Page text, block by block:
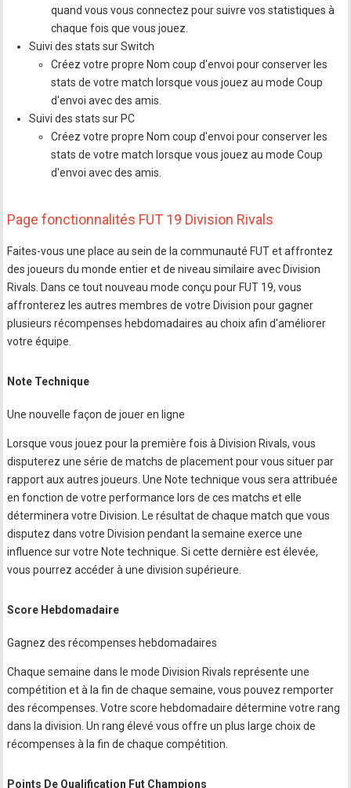
quand vous vous connectez pour suivre vos statistiques à
chaque fois que vous jouez.
Suivi des stats sur Switch
Créez votre propre Nom coup d'envoi pour conserver les
stats de votre match lorsque vous jouez au mode Coup
d'envoi avec des amis.
Suivi des stats sur PC
Créez votre propre Nom coup d'envoi pour conserver les
stats de votre match lorsque vous jouez au mode Coup
d'envoi avec des amis.
Page fonctionnalités FUT 19 Division Rivals
Faites-vous une place au sein de la communauté FUT et affrontez
des joueurs du monde entier et de niveau similaire avec Division
Rivals. Dans ce tout nouveau mode conçu pour FUT 19, vous
affronterez les autres membres de votre Division pour gagner
plusieurs récompenses hebdomadaires au choix afin d'améliorer
votre équipe.
Note Technique
Une nouvelle façon de jouer en ligne
Lorsque vous jouez pour la première fois à Division Rivals, vous
disputerez une série de matchs de placement pour vous situer par
rapport aux autres joueurs. Une Note technique vous sera attribuée
en fonction de votre performance lors de ces matchs et elle
déterminera votre Division. Le résultat de chaque match que vous
disputez dans votre Division pendant la semaine exerce une
influence sur votre Note technique. Si cette dernière est élevée,
vous pourrez accéder à une division supérieure.
Score Hebdomadaire
Gagnez des récompenses hebdomadaires
Chaque semaine dans le mode Division Rivals représente une
compétition et à la fin de chaque semaine, vous pouvez remporter
des récompenses. Votre score hebdomadaire détermine votre rang
dans la division. Un rang élevé vous offre un plus large choix de
récompenses à la fin de chaque compétition.
Points De Qualification Fut Champions